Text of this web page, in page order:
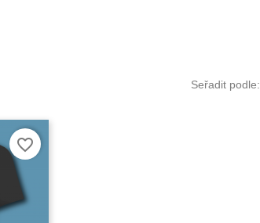
Seřadit podle:
favorite_border